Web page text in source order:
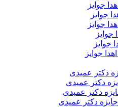
جوایز
جوایز
جوایز
جوایز
جوایز
دکتر عمیدی
دکتر عمیدی
دکتر عمیدی
دکتر عمیدی